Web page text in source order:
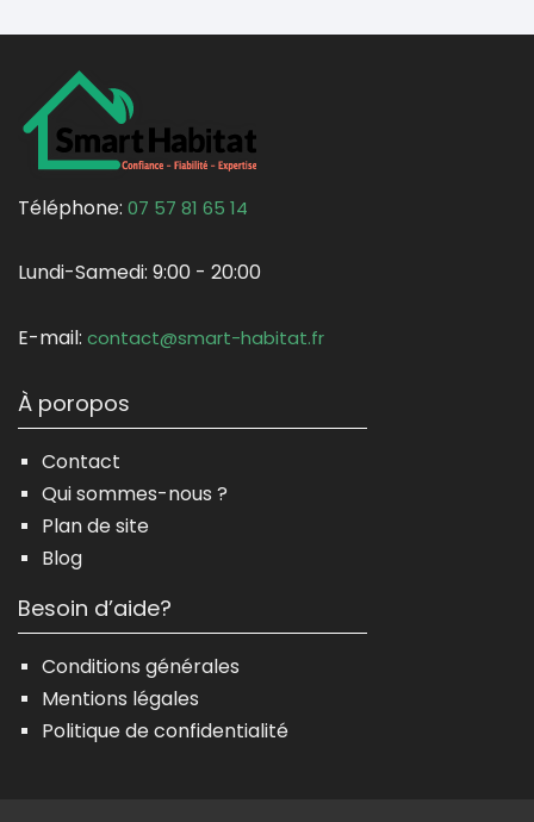
Téléphone: 07 57 81 65 14
Lundi-Samedi: 9:00 - 20:00
E-mail: contact@smart-habitat.fr
À poropos
Contact
Qui sommes-nous ?
Plan de site
Blog
Besoin d’aide?
Conditions générales
Mentions légales
Politique de confidentialité